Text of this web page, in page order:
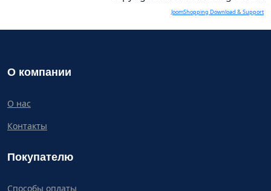
JoomShopping Download & Support
О компании
О нас
Контакты
Покупателю
Способы оплаты